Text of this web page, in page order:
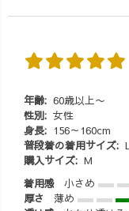
年齢: 60歳以上〜
性別: 女性
身長: 156～160cm
普段着の着用サイズ:
購入サイズ: M
着用感
小さめ
厚さ
薄め